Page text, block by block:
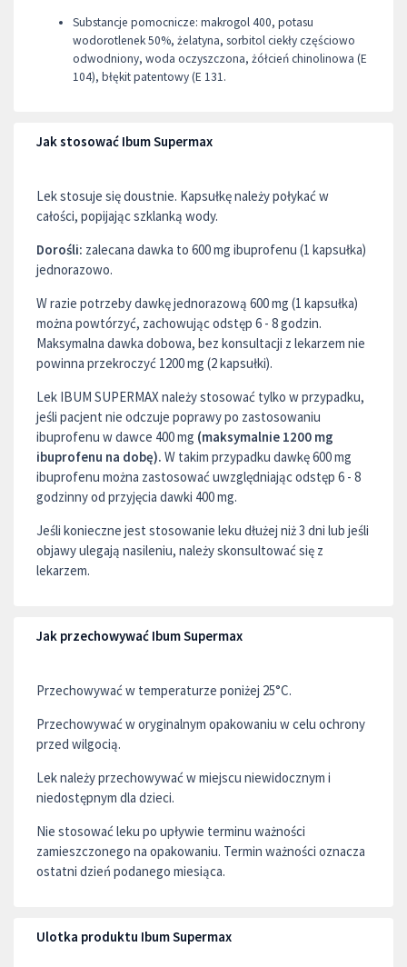
Substancje pomocnicze: makrogol 400, potasu
wodorotlenek 50%, żelatyna, sorbitol ciekły częściowo
odwodniony, woda oczyszczona, żółcień chinolinowa (E
104), błękit patentowy (E 131.
Jak stosować Ibum Supermax
Lek stosuje się doustnie. Kapsułkę należy połykać w
całości, popijając szklanką wody.
Dorośli: zalecana dawka to 600 mg ibuprofenu (1 kapsułka)
jednorazowo.
W razie potrzeby dawkę jednorazową 600 mg (1 kapsułka)
można powtórzyć, zachowując odstęp 6 - 8 godzin.
Maksymalna dawka dobowa, bez konsultacji z lekarzem nie
powinna przekroczyć 1200 mg (2 kapsułki).
Lek IBUM SUPERMAX należy stosować tylko w przypadku,
jeśli pacjent nie odczuje poprawy po zastosowaniu
ibuprofenu w dawce 400 mg (maksymalnie 1200 mg
ibuprofenu na dobę). W takim przypadku dawkę 600 mg
ibuprofenu można zastosować uwzględniając odstęp 6 - 8
godzinny od przyjęcia dawki 400 mg.
Jeśli konieczne jest stosowanie leku dłużej niż 3 dni lub jeśli
objawy ulegają nasileniu, należy skonsultować się z
lekarzem.
Jak przechowywać Ibum Supermax
Przechowywać w temperaturze poniżej 25°C.
Przechowywać w oryginalnym opakowaniu w celu ochrony
przed wilgocią.
Lek należy przechowywać w miejscu niewidocznym i
niedostępnym dla dzieci.
Nie stosować leku po upływie terminu ważności
zamieszczonego na opakowaniu. Termin ważności oznacza
ostatni dzień podanego miesiąca.
Ulotka produktu Ibum Supermax